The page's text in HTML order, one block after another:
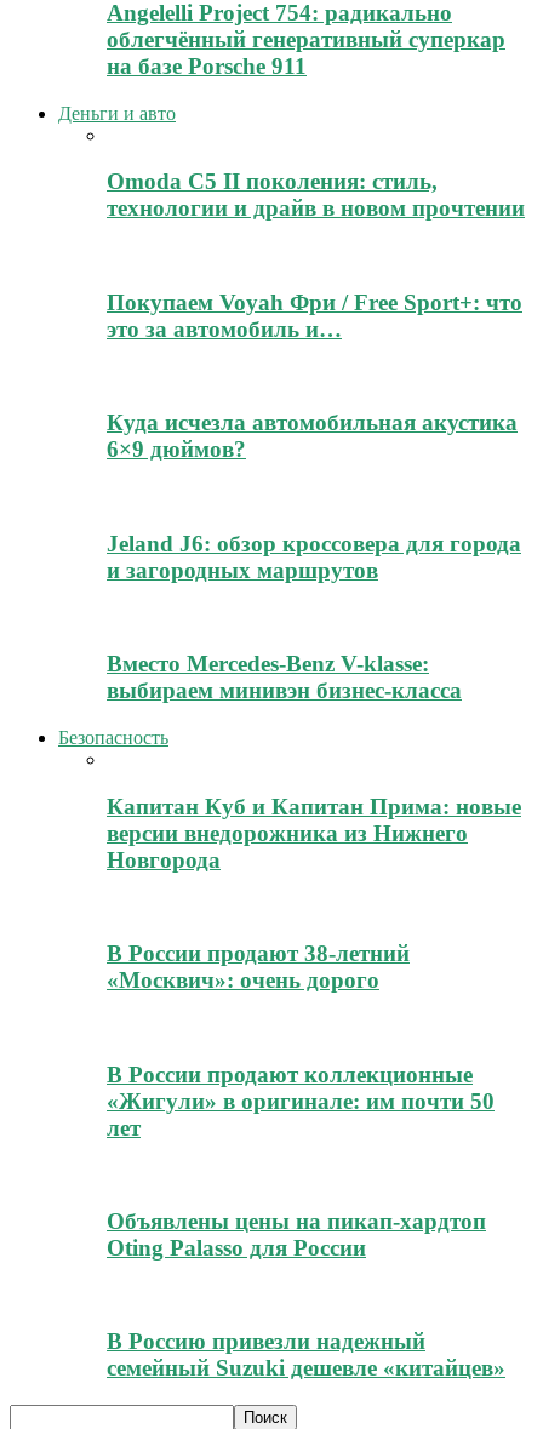
Angelelli Project 754: радикально
облегчённый генеративный суперкар
на базе Porsche 911
Деньги и авто
Omoda C5 II поколения: стиль,
технологии и драйв в новом прочтении
Покупаем Voyah Фри / Free Sport+: что
это за автомобиль и…
Куда исчезла автомобильная акустика
6×9 дюймов?
Jeland J6: обзор кроссовера для города
и загородных маршрутов
Вместо Mercedes-Benz V-klasse:
выбираем минивэн бизнес-класса
Безопасность
Капитан Куб и Капитан Прима: новые
версии внедорожника из Нижнего
Новгорода
В России продают 38-летний
«Москвич»: очень дорого
В России продают коллекционные
«Жигули» в оригинале: им почти 50
лет
Объявлены цены на пикап-хардтоп
Oting Palasso для России
В Россию привезли надежный
семейный Suzuki дешевле «китайцев»